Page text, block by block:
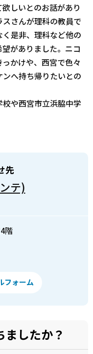
しいとのお話があり
さんが理科の教員で
是非、理科など他の
がありました。ニコ
かけや、西宮で色々
へ持ち帰りたいとの
や西宮市立浜脇中学
先
テ)
階
フォーム
ましたか？